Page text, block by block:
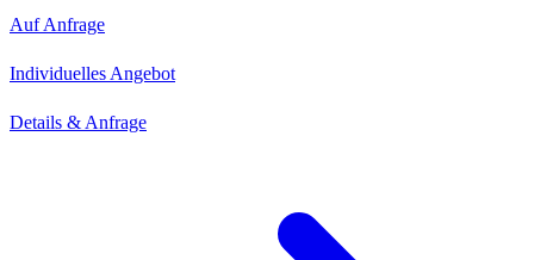
Auf Anfrage
Individuelles Angebot
Details & Anfrage